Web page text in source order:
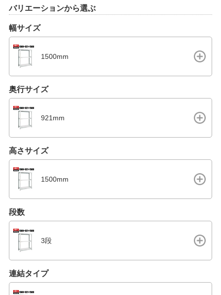
バリエーションから選ぶ
幅サイズ
1500mm
奥行サイズ
921mm
高さサイズ
1500mm
段数
3段
連結タイプ